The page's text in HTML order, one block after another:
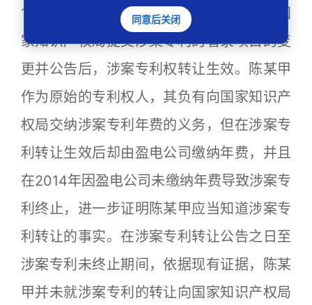
10年12月23日，即按照规定在盈电公司向国
家知识产权局提交涉案专利的著录项目的变
更并公告后，涉案专利权转让生效。陈某甲
作为原始的专利权人，其负有向国家知识产
权局交纳涉案专利年费的义务，但在涉案专
利转让生效后却由盈电公司缴纳年费，并且
在2014年因盈电公司未缴纳年费导致涉案专
利终止，进一步证明陈某甲应当知道涉案专
利转让的事实。在涉案专利转让公告之日至
涉案专利未终止期间，依据现有证据，陈某
甲并未就涉案专利的转让向国家知识产权局
同意后关闭